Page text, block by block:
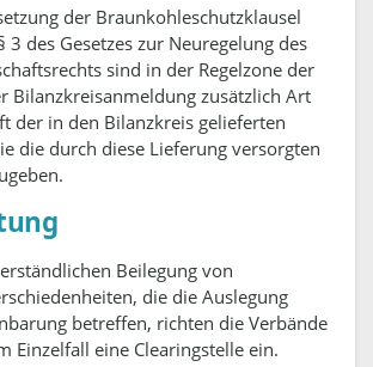
der Braunkohleschutzklausel
3 des Gesetzes zur Neuregelung des
sind in der Regelzone der
Bilanzkreisanmeldung zusätzlich Art
der in den Bilanzkreis gelieferten
die durch diese Lieferung versorgten
Beilegung von
die die Auslegung
betreffen, richten die Verbände
Einzelfall eine Clearingstelle ein.